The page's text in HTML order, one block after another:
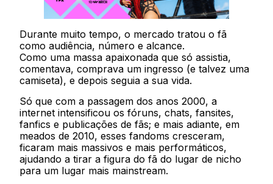
Durante muito tempo, o mercado tratou o fã
como audiência, número e alcance.
Como uma massa apaixonada que só assistia,
comentava, comprava um ingresso (e talvez uma
camiseta), e depois seguia a sua vida.
Só que com a passagem dos anos 2000, a
internet intensificou os fóruns, chats, fansites,
fanfics e publicações de fãs; e mais adiante, em
meados de 2010, esses fandoms cresceram,
ficaram mais massivos e mais performáticos,
ajudando a tirar a figura do fã do lugar de nicho
para um lugar mais mainstream.